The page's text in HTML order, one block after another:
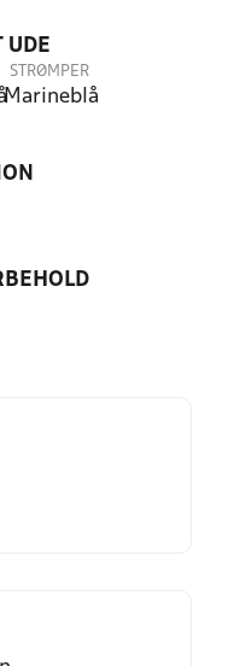
UDE
STRØMPER
Marineblå